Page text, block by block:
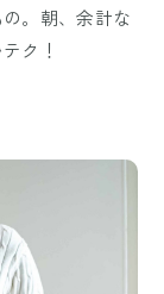
。朝、余計な
ク！